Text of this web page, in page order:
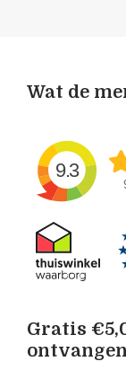
Wat de
9.3
Gratis